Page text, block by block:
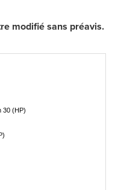
modifié sans préavis.
30 (HP)